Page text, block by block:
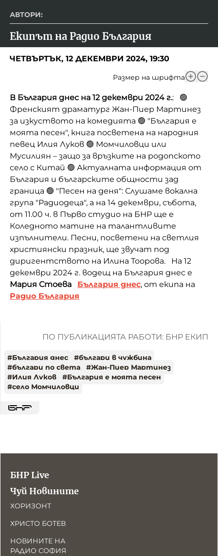
АВТОРИ:
Екипът на Радио България
ЧЕТВЪРТЪК, 12 ДЕКЕМВРИ 2024, 19:30
Размер на шрифта
В България днес на 12 декември 2024 г.: 🟢
Френският драматург Жан-Пиер Мартинез
за изкуството на комедията 🟢 "България е
моята песен", книга посветена на народния
певец Илия Луков 🟢 Момчиловци или
Мусилиян – защо за връзките на родопското
село с Китай 🟢 Актуалната информация от
България и българските общности зад
граница 🟢 "Песен на деня": Слушаме вокална
група "Радиодеца", а на 14 декември, събота,
от 11.00 ч. в Първо студио на БНР ще е
Коледното матине на талантливите
изпълнители. Песни, посветени на светлия
християнски празник, ще звучат под
диригентството на Илина Тоорова. На 12
декември 2024 г. водещ на България днес е
Мария Стоева
България днес, от екипа на
Радио България
ПО ПУБЛИКАЦИЯТА РАБОТИ: БНР ЕКИП
#България днес #българи в чужбина
#българи по света #Жан-Пиер Мартинез
#Илия Луков #България е моята песен
#село Момчиловци
БНР Live
Чуй Новините
ХОРИЗОНТ
ХРИСТО БОТЕВ
НОВИНИТЕ НА
РАДИО СОФИЯ